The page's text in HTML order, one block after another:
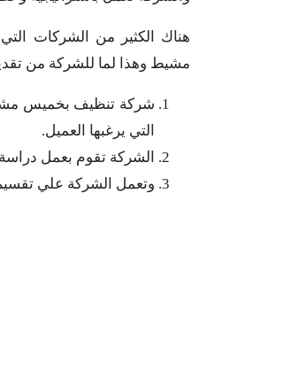
هناك الكثير من الشركات
مشيط وهذا لما للشركة من
شركة تنظيف بخميس
التي يرغبها العميل.
الشركة تقوم بعمل
وتعمل الشركة علي تقسيم